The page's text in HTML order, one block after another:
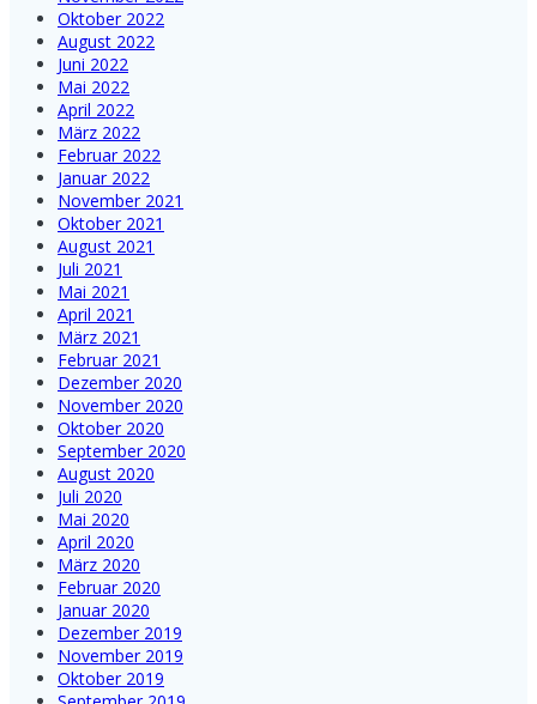
Oktober 2022
August 2022
Juni 2022
Mai 2022
April 2022
März 2022
Februar 2022
Januar 2022
November 2021
Oktober 2021
August 2021
Juli 2021
Mai 2021
April 2021
März 2021
Februar 2021
Dezember 2020
November 2020
Oktober 2020
September 2020
August 2020
Juli 2020
Mai 2020
April 2020
März 2020
Februar 2020
Januar 2020
Dezember 2019
November 2019
Oktober 2019